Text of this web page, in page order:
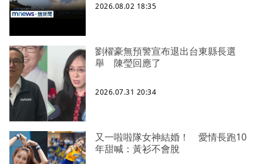
2026.08.02 18:35
劉櫂豪無預警宣布退出台東縣長選
舉 陳瑩回應了
2026.07.31 20:34
又一啦啦隊女神結婚！ 愛情長跑10
年甜喊：黃衫不會脫